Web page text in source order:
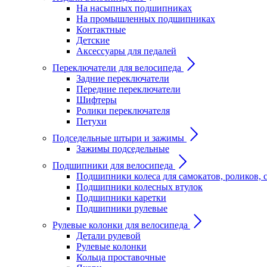
На насыпных подшипниках
На промышленных подшипниках
Контактные
Детские
Аксессуары для педалей
Переключатели для велосипеда
Задние переключатели
Передние переключатели
Шифтеры
Ролики переключателя
Петухи
Подседельные штыри и зажимы
Зажимы подседельные
Подшипники для велосипеда
Подшипники колеса для самокатов, роликов,
Подшипники колесных втулок
Подшипники каретки
Подшипники рулевые
Рулевые колонки для велосипеда
Детали рулевой
Рулевые колонки
Кольца проставочные